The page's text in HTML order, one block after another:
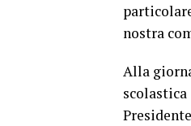
nostra
Alla